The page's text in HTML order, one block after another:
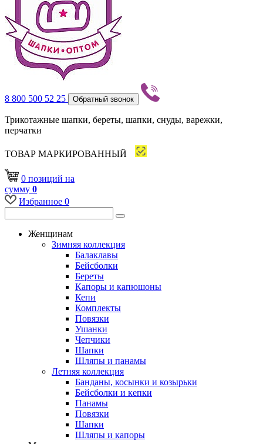
8 800 500 52 25 Обратный звонок
Трикотажные шапки, береты, шапки, снуды, варежки,
перчатки
ТОВАР МАРКИРОВАННЫЙ
0 позиций на
сумму 0
Избранное 0
Женщинам
Зимняя коллекция
Балаклавы
Бейсболки
Береты
Капоры и капюшоны
Кепи
Комплекты
Повязки
Ушанки
Чепчики
Шапки
Шляпы и панамы
Летняя коллекция
Банданы, косынки и козырьки
Бейсболки и кепки
Панамы
Повязки
Шапки
Шляпы и капоры